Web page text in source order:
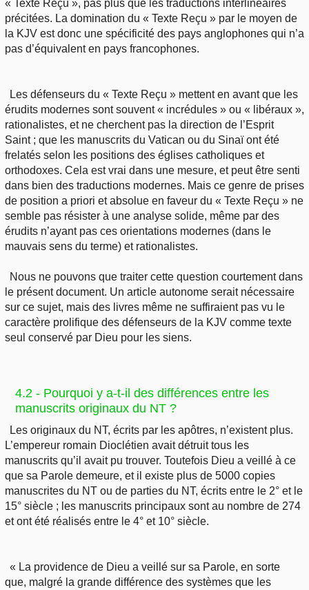
« Texte Reçu », pas plus que les traductions interlinéaires
précitées. La domination du « Texte Reçu » par le moyen de
la KJV est donc une spécificité des pays anglophones qui n’a
pas d’équivalent en pays francophones.
Les défenseurs du « Texte Reçu » mettent en avant que les
érudits modernes sont souvent « incrédules » ou « libéraux »,
rationalistes, et ne cherchent pas la direction de l’Esprit
Saint ; que les manuscrits du Vatican ou du Sinaï ont été
frelatés selon les positions des églises catholiques et
orthodoxes. Cela est vrai dans une mesure, et peut être senti
dans bien des traductions modernes. Mais ce genre de prises
de position a priori et absolue en faveur du « Texte Reçu » ne
semble pas résister à une analyse solide, même par des
érudits n’ayant pas ces orientations modernes (dans le
mauvais sens du terme) et rationalistes.
Nous ne pouvons que traiter cette question courtement dans
le présent document. Un article autonome serait nécessaire
sur ce sujet, mais des livres même ne suffiraient pas vu le
caractère prolifique des défenseurs de la KJV comme texte
seul conservé par Dieu pour les siens.
4.2 - Pourquoi y a-t-il des différences entre les
manuscrits originaux du NT ?
Les originaux du NT, écrits par les apôtres, n’existent plus.
L’empereur romain Dioclétien avait détruit tous les
manuscrits qu’il avait pu trouver. Toutefois Dieu a veillé à ce
que sa Parole demeure, et il existe plus de 5000 copies
manuscrites du NT ou de parties du NT, écrits entre le 2° et le
15° siècle ; les manuscrits principaux sont au nombre de 274
et ont été réalisés entre le 4° et 10° siècle.
« La providence de Dieu a veillé sur sa Parole, en sorte
que, malgré la grande différence des systèmes que les